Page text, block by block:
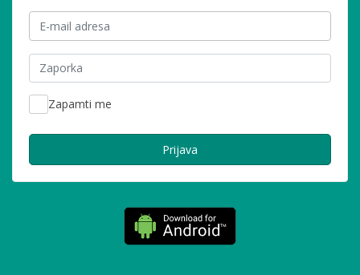
E-mail adresa
Zaporka
Zapamti me
Prijava